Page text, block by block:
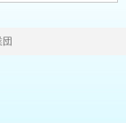
団